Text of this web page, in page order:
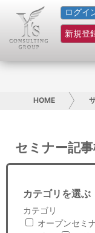
ログイ
新規登
HOME
サービス紹介
グループ概要
日本人にPR
コンサルティング
HOME
セミナー記
カテゴリを選ぶ
カテゴリ
オープンセミ